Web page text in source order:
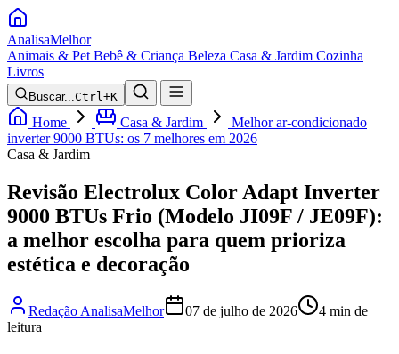
AnalisaMelhor
Animais & Pet Bebê & Criança Beleza Casa & Jardim Cozinha
Livros
Buscar...Ctrl+K
Home Casa & Jardim
Melhor ar-condicionado
inverter 9000 BTUs: os 7 melhores em 2026
Casa & Jardim
Revisão Electrolux Color Adapt Inverter
9000 BTUs Frio (Modelo JI09F / JE09F):
a melhor escolha para quem prioriza
estética e decoração
Redação AnalisaMelhor 07 de julho de 2026
4 min de
leitura